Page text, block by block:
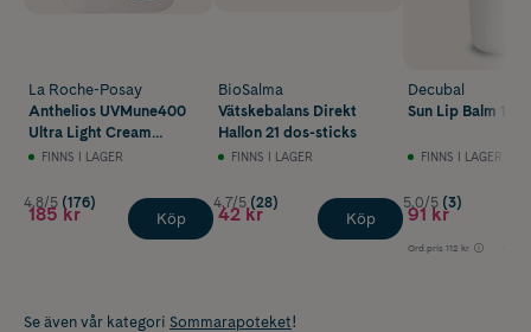
La Roche-Posay
Anthelios UVMune400
Ultra Light Cream
SPF50+ 50 ml
FINNS I LAGER
4.8/5 (176)
185 kr Köp
BioSalma
Vätskebalans Direkt
Hallon 21 dos-sticks
FINNS I LAGER
4.7/5 (28)
42 kr Köp
Decubal
Sun Lip Balm 10
FINNS I LAGER
5.0/5 (3)
91 kr
Ord.pris 112 kr
Se även vår kategori Sommarapoteket!